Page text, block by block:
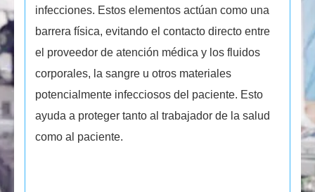
infecciones. Estos elementos actúan como una
barrera física, evitando el contacto directo entre
el proveedor de atención médica y los fluidos
corporales, la sangre u otros materiales
potencialmente infecciosos del paciente. Esto
ayuda a proteger tanto al trabajador de la salud
como al paciente.